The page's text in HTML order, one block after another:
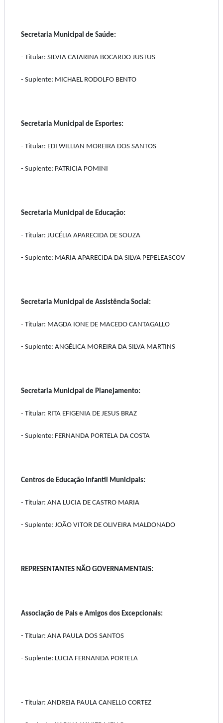
Secretaria Municipal de Saúde:
- Titular: SILVIA CATARINA BOCARDO JUSTUS
- Suplente: MICHAEL RODOLFO BENTO
Secretaria Municipal de Esportes:
- Titular: EDI WILLIAN MOREIRA DOS SANTOS
- Suplente: PATRICIA POMINI
Secretaria Municipal de Educação:
- Titular: JUCÉLIA APARECIDA DE SOUZA
- Suplente: MARIA APARECIDA DA SILVA PEPELEASCOV
Secretaria Municipal de Assistência Social:
- Titular: MAGDA IONE DE MACEDO CANTAGALLO
- Suplente: ANGÉLICA MOREIRA DA SILVA MARTINS
Secretaria Municipal de Planejamento:
- Titular: RITA EFIGENIA DE JESUS BRAZ
- Suplente: FERNANDA PORTELA DA COSTA
Centros de Educação Infantil Municipais:
- Titular: ANA LUCIA DE CASTRO MARIA
- Suplente: JOÃO VITOR DE OLIVEIRA MALDONADO
REPRESENTANTES NÃO GOVERNAMENTAIS:
Associação de Pais e Amigos dos Excepcionais:
- Titular: ANA PAULA DOS SANTOS
- Suplente: LUCIA FERNANDA PORTELA
- Titular: ANDREIA PAULA CANELLO CORTEZ